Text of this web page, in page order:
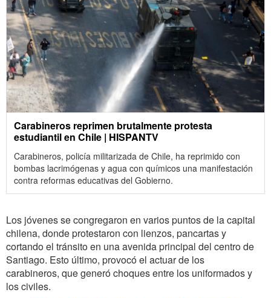
Carabineros reprimen brutalmente protesta
estudiantil en Chile | HISPANTV
Carabineros, policía militarizada de Chile, ha reprimido con
bombas lacrimógenas y agua con químicos una manifestación
contra reformas educativas del Gobierno.
Los jóvenes se congregaron en varios puntos de la capital
chilena, donde protestaron con lienzos, pancartas y
cortando el tránsito en una avenida principal del centro de
Santiago. Esto último, provocó el actuar de los
carabineros, que generó choques entre los uniformados y
los civiles.